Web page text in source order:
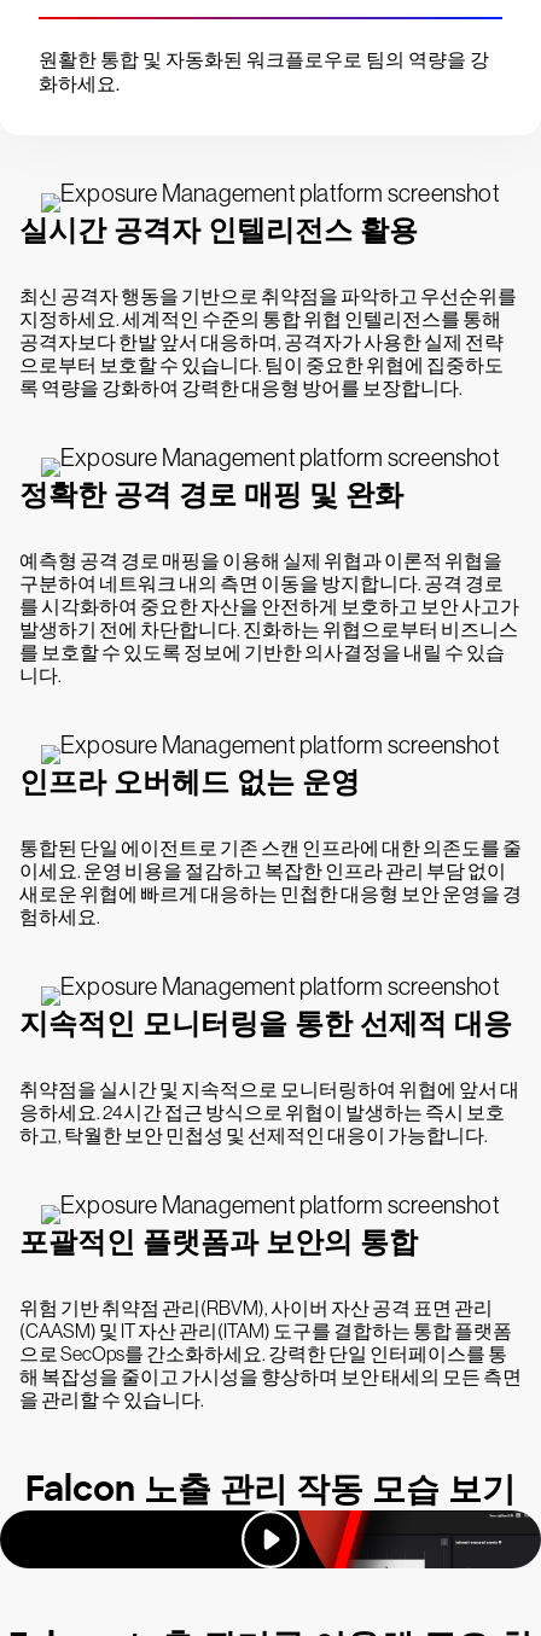
원활한 통합 및 자동화된 워크플로우로 팀의 역량을 강
화하세요.
실시간 공격자 인텔리전스 활용
최신 공격자 행동을 기반으로 취약점을 파악하고 우선순위를
지정하세요. 세계적인 수준의 통합 위협 인텔리전스를 통해
공격자보다 한발 앞서 대응하며, 공격자가 사용한 실제 전략
으로부터 보호할 수 있습니다. 팀이 중요한 위협에 집중하도
록 역량을 강화하여 강력한 대응형 방어를 보장합니다.
정확한 공격 경로 매핑 및 완화
예측형 공격 경로 매핑을 이용해 실제 위협과 이론적 위협을
구분하여 네트워크 내의 측면 이동을 방지합니다. 공격 경로
를 시각화하여 중요한 자산을 안전하게 보호하고 보안 사고가
발생하기 전에 차단합니다. 진화하는 위협으로부터 비즈니스
를 보호할 수 있도록 정보에 기반한 의사결정을 내릴 수 있습
니다.
인프라 오버헤드 없는 운영
통합된 단일 에이전트로 기존 스캔 인프라에 대한 의존도를 줄
이세요. 운영 비용을 절감하고 복잡한 인프라 관리 부담 없이
새로운 위협에 빠르게 대응하는 민첩한 대응형 보안 운영을 경
험하세요.
지속적인 모니터링을 통한 선제적 대응
취약점을 실시간 및 지속적으로 모니터링하여 위협에 앞서 대
응하세요. 24시간 접근 방식으로 위협이 발생하는 즉시 보호
하고, 탁월한 보안 민첩성 및 선제적인 대응이 가능합니다.
포괄적인 플랫폼과 보안의 통합
위험 기반 취약점 관리(RBVM), 사이버 자산 공격 표면 관리
(CAASM) 및 IT 자산 관리(ITAM) 도구를 결합하는 통합 플랫폼
으로 SecOps를 간소화하세요. 강력한 단일 인터페이스를 통
해 복잡성을 줄이고 가시성을 향상하며 보안 태세의 모든 측면
을 관리할 수 있습니다.
Falcon 노출 관리 작동 모습 보기